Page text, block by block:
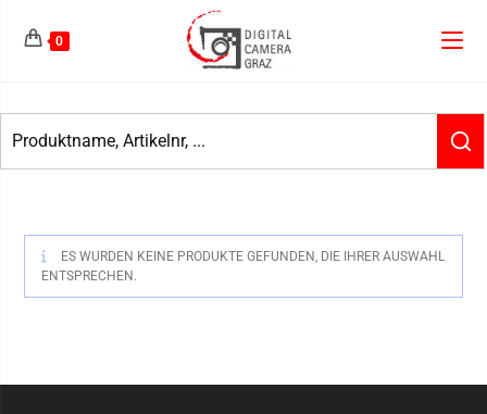
0
ES WURDEN KEINE PRODUKTE GEFUNDEN, DIE IHRER AUSWAHL
ENTSPRECHEN.